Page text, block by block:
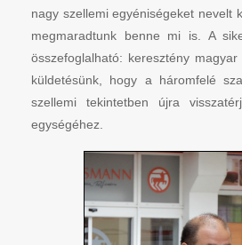
nagy szellemi egyéniségeket nevelt
megmaradtunk benne mi is. A
összefoglalható: keresztény
küldetésünk, hogy a háromfelé
szellemi tekintetben újra
egységéhez.